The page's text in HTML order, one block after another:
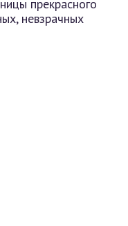
прекрасного
невзрачных